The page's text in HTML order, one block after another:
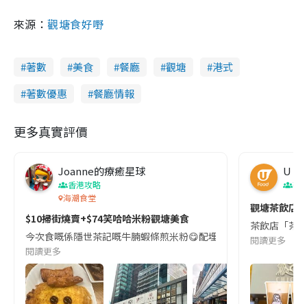
來源：觀塘食好嘢
著數 美食 餐廳 觀塘
港式
著數優惠
餐廳情報
更多真實評價
Joanne的療癒星球
香港攻略
海潮食堂
$10掃街燒賣+$74笑哈哈米粉觀塘美食
今次食嘅係隱世茶記嘅牛腩蝦條煎米粉😋配埋杯凍檸茶總共 $74
閱讀更多
U
著
觀塘茶飲店
茶飲店「茶
閱讀更多